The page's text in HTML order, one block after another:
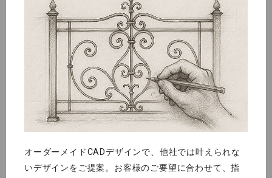
オーダーメイドCADデザインで、他社では叶えられな
いデザインをご提案。お客様のご要望に合わせて、指